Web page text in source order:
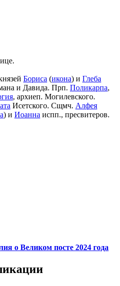
Бориса (икона) и Глеба
и Давида. Прп. Поликарпа,
, архиеп. Могилевского.
Исетского. Сщмч. Алфея
) и Иоанна испп., пресвитеров.
о Великом посте 2024 года